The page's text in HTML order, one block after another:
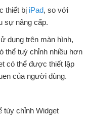
thiết bị iPad, so với
sự nâng cấp.
dụng trên màn hình,
thể tuỳ chỉnh nhiều hơn
có thể được thiết lập
của người dùng.
tùy chỉnh Widget